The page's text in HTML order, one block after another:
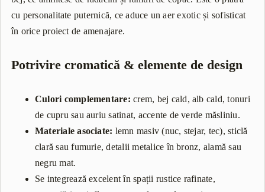
cu personalitate puternică, ce aduce un aer exotic și sofisticat
în orice proiect de amenajare.
Potrivire cromatică & elemente de design
Culori complementare: crem, bej cald, alb cald, tonuri
de cupru sau auriu satinat, accente de verde măsliniu.
Materiale asociate: lemn masiv (nuc, stejar, tec), sticlă
clară sau fumurie, detalii metalice în bronz, alamă sau
negru mat.
Se integrează excelent în spații rustice rafinate,